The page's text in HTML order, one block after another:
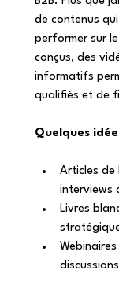
de contenus
performer sur
conçus, des
informatifs
qualifiés et de
Quelques
Articles
interviews
Livres